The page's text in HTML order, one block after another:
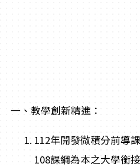
一、教學創新精進：
112年開發微積分前導
108課綱為本之大學銜